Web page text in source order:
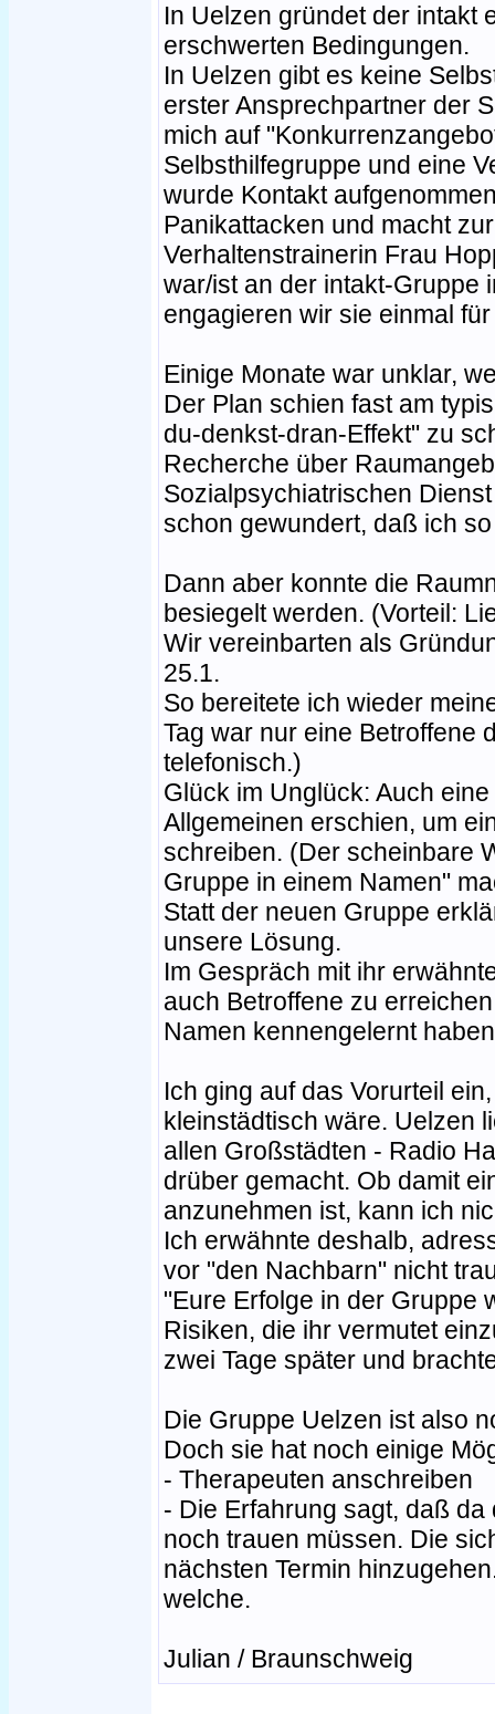
In Uelzen gründet der intakt
erschwerten Bedingungen.
In Uelzen gibt es keine
erster Ansprechpartner der
mich auf
Selbsthilfegruppe und eine
wurde Kontakt
Panikattacken und macht
Verhaltenstrainerin Frau
war/ist an der intakt-Gruppe
engagieren wir sie einmal
Einige Monate war unklar,
Der Plan schien fast am
du-denkst-dran-Effekt" zu
Recherche über
Sozialpsychiatrischen
schon gewundert, daß ich
Dann aber konnte die
besiegelt werden. (Vorteil:
Wir vereinbarten als
25.1.
So bereitete ich wieder
Tag war nur eine Betroffene
telefonisch.)
Glück im Unglück: Auch
Allgemeinen erschien, um
schreiben. (Der scheinbare
Gruppe in einem Namen"
Statt der neuen Gruppe
unsere Lösung.
Im Gespräch mit ihr
auch Betroffene zu
Namen kennengelernt
Ich ging auf das Vorurteil
kleinstädtisch wäre. Uelzen
allen Großstädten - Radio
drüber gemacht. Ob damit
anzunehmen ist, kann ich
Ich erwähnte deshalb,
vor "den Nachbarn" nicht
"Eure Erfolge in der Gruppe
Risiken, die ihr vermutet
zwei Tage später und
Die Gruppe Uelzen ist also
Doch sie hat noch einige
- Therapeuten anschreiben
- Die Erfahrung sagt, daß
noch trauen müssen. Die
nächsten Termin
welche.
Julian / Braunschweig